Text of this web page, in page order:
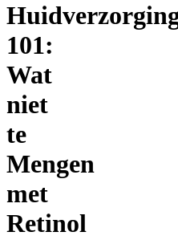
101:
Wat
niet
te
Mengen
met
Retinol